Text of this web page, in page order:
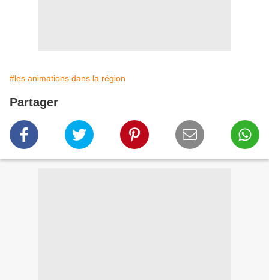
#les animations dans la région
Partager